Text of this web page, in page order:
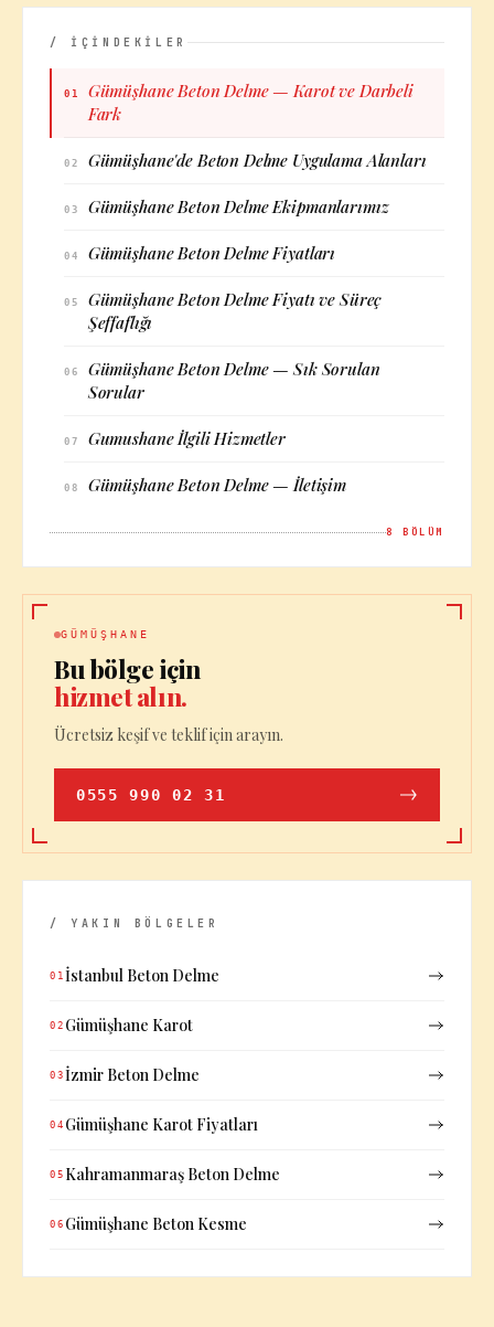
/ İÇİNDEKİLER
01
Gümüşhane Beton Delme — Karot ve Darbeli
Fark
02 Gümüşhane'de Beton Delme Uygulama Alanları
03 Gümüşhane Beton Delme Ekipmanlarımız
04 Gümüşhane Beton Delme Fiyatları
05
Gümüşhane Beton Delme Fiyatı ve Süreç
Şeffaflığı
06
Gümüşhane Beton Delme — Sık Sorulan
Sorular
07 Gumushane İlgili Hizmetler
08 Gümüşhane Beton Delme — İletişim
8 BÖLÜM
GÜMÜŞHANE
Bu bölge için
hizmet alın.
Ücretsiz keşif ve teklif için arayın.
0555 990 02 31
/ YAKIN BÖLGELER
01 İstanbul Beton Delme
02 Gümüşhane Karot
03 İzmir Beton Delme
04 Gümüşhane Karot Fiyatları
05 Kahramanmaraş Beton Delme
06 Gümüşhane Beton Kesme